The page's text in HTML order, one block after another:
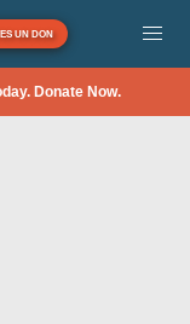
UN DON
Donate Now.